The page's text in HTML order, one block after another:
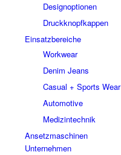
Designoptionen
Druckknopfkappen
Einsatzbereiche
Workwear
Denim Jeans
Casual + Sports Wear
Automotive
Medizintechnik
Ansetzmaschinen
Unternehmen